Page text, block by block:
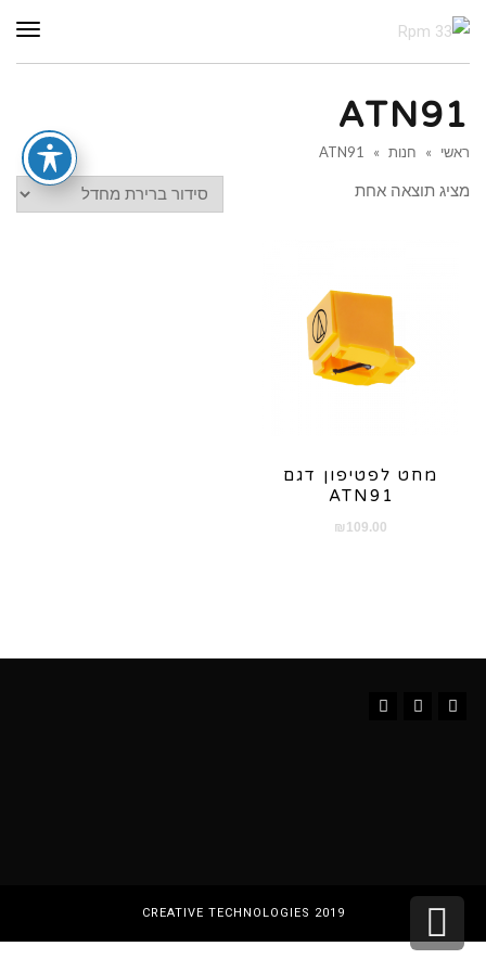
ATN91
ראשי » חנות »
ATN91
מציג תוצאה אחת
מחט לפטיפון דגם
ATN91
₪ 109.00
CREATIVE TECHNOLOGIES 2019
גלילה
לראש